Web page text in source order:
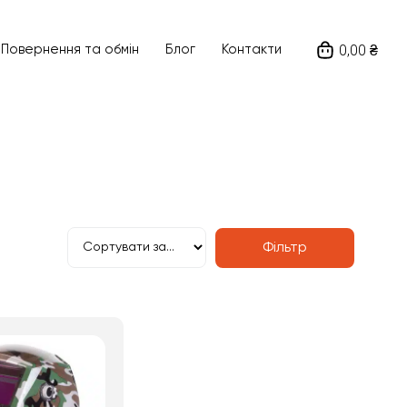
Повернення та обмін Блог Контакти 0,00 ₴
Фільтр
Ціна